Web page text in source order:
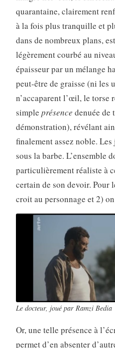
quarantaine, clairement
à la fois plus tranquille et
dans de nombreux plans,
légèrement courbé au
épaisseur par un mélange
peut-être de graisse (ni les
n’accaparent l’œil, le torse
simple présence denuée de
démonstration), révélant
finalement assez noble.
sous la barbe. L’ensemble
particulièrement réaliste à
certain de son devoir. Pour
croit au personnage et 2)
Le docteur, joué par Ramzi Bedia
Or, une telle présence à
permet d’en absenter